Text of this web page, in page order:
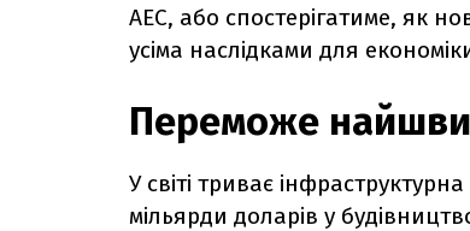
АЕС, або спостерігатиме, як
усіма наслідками для
Переможе
У світі триває
мільярди доларів у